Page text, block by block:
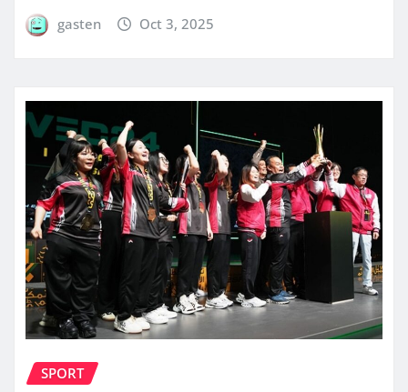
gasten Oct 3, 2025
SPORT